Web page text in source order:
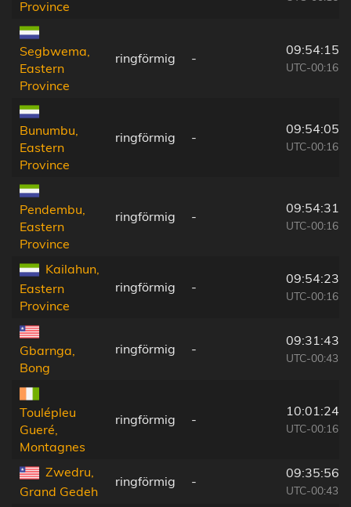
Province
Segbwema,
Eastern
Province
ringförmig -
09:54:15
UTC-00:16
Bunumbu,
Eastern
Province
ringförmig -
09:54:05
UTC-00:16
Pendembu,
Eastern
Province
ringförmig -
09:54:31
UTC-00:16
Kailahun,
Eastern
Province
ringförmig -
09:54:23
UTC-00:16
Gbarnga,
Bong
ringförmig -
09:31:43
UTC-00:43
Toulépleu
Gueré,
Montagnes
ringförmig -
10:01:24
UTC-00:16
Zwedru,
Grand Gedeh
ringförmig -
09:35:56
UTC-00:43